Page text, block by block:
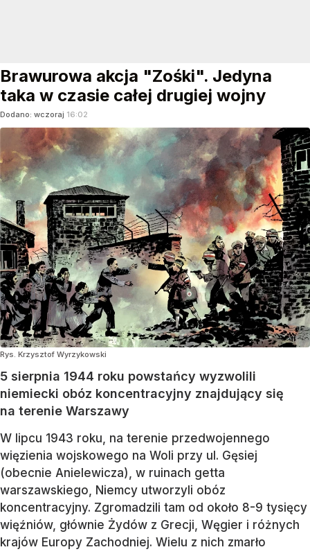
Brawurowa akcja "Zośki". Jedyna
taka w czasie całej drugiej wojny
Dodano: wczoraj 16:02
Rys. Krzysztof Wyrzykowski
5 sierpnia 1944 roku powstańcy wyzwolili
niemiecki obóz koncentracyjny znajdujący się
na terenie Warszawy
W lipcu 1943 roku, na terenie przedwojennego
więzienia wojskowego na Woli przy ul. Gęsiej
(obecnie Anielewicza), w ruinach getta
warszawskiego, Niemcy utworzyli obóz
koncentracyjny. Zgromadzili tam od około 8-9 tysięcy
więźniów, głównie Żydów z Grecji, Węgier i różnych
krajów Europy Zachodniej. Wielu z nich zmarło